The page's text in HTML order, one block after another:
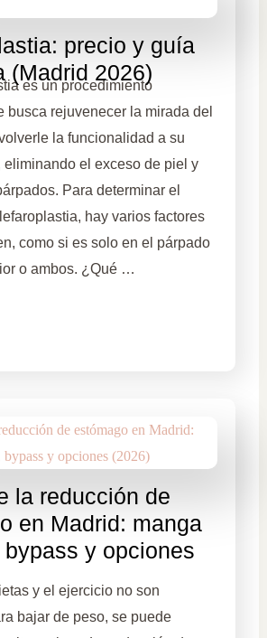
precio y guía
(Madrid 2026)
es un procedimiento
busca rejuvenecer la mirada del
la funcionalidad a su
eliminando el exceso de piel y
Para determinar el
hay varios factores
como si es solo en el párpado
o ambos. ¿Qué …
la reducción de
en Madrid: manga
y opciones
y el ejercicio no son
bajar de peso, se puede